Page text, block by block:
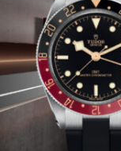
SKU: 79360N
MODELO
BLACK BAY
FUNCIONES
Hermético hasta
(COSC) con
mecánico de